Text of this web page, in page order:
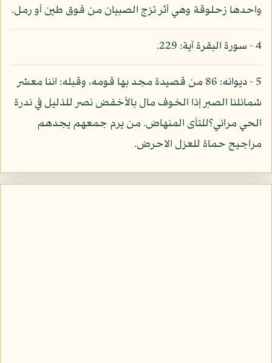
واحدها زحلوقة وهي أثر تزج الصبيان من فوق طين أو رمل.
4 - سورة البقرة آية: 229.
5 - ديوانه: 86 من قصيدة مجد بها قومه، وقبله: اننا معشر
شمائلنا الصبر إذا الخوف مال بالأخفض نصر للذليل في ندرة
الحي مرائي؟للتأى المنهاض. من يرم جمعهم يجدهم
مراجيح حماة للعزل الاحرض.